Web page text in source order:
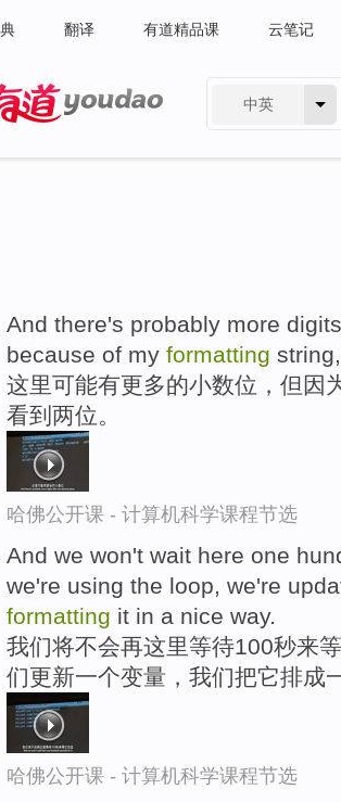
翻译 有道精品课 云笔记
中英
And there's probably more
because of my formatting
这里可能有更多的小数位，但因
看到两位。
哈佛公开课 - 计算机科学课程节选
And we won't wait here one
we're using the loop, we're
formatting it in a nice way.
我们将不会再这里等待100秒来
们更新一个变量，我们把它排成
哈佛公开课 - 计算机科学课程节选